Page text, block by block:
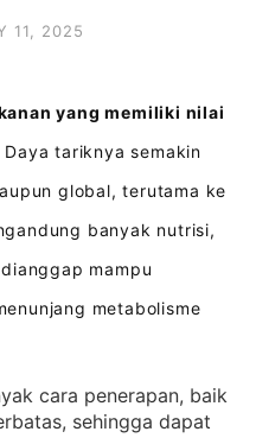
11, 2025
yang memiliki nilai
Daya tariknya semakin
global, terutama ke
banyak nutrisi,
mampu
metabolisme
cara penerapan, baik
sehingga dapat